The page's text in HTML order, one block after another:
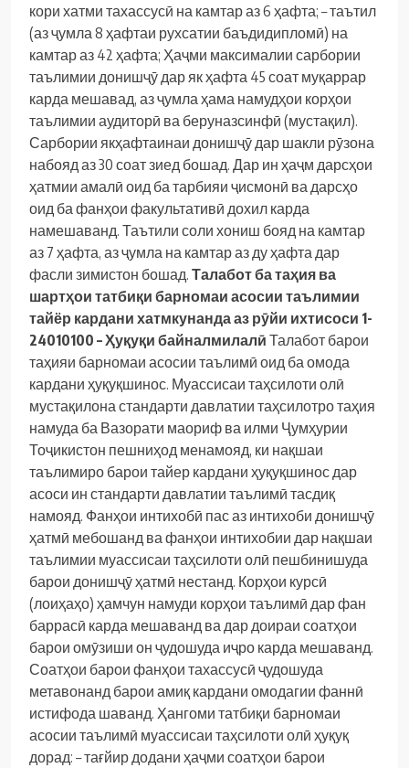
кори хатми тахассусӣ на камтар аз 6 ҳафта; – таътил
(аз ҷумла 8 ҳафтаи рухсатии баъдидипломӣ) на
камтар аз 42 ҳафта; Ҳаҷми максималии сарбории
таълимии донишҷӯ дар як ҳафта 45 соат муқаррар
карда мешавад, аз ҷумла ҳама намудҳои корҳои
таълимии аудиторӣ ва беруназсинфӣ (мустақил).
Сарбории якҳафтаинаи донишҷӯ дар шакли рӯзона
набояд аз 30 соат зиед бошад. Дар ин ҳаҷм дарсҳои
ҳатмии амалӣ оид ба тарбияи ҷисмонӣ ва дарсҳо
оид ба фанҳои факультативӣ дохил карда
намешаванд. Таътили соли хониш бояд на камтар
аз 7 ҳафта, аз ҷумла на камтар аз ду ҳафта дар
фасли зимистон бошад. Талабот ба таҳия ва
шартҳои татбиқи барномаи асосии таълимии
тайёр кардани хатмкунанда аз рӯйи ихтисоси 1-
24010100 – Ҳуқуқи байналмилалӣ Талабот барои
таҳияи барномаи асосии таълимӣ оид ба омода
кардани ҳуқуқшинос. Муассисаи таҳсилоти олӣ
мустақилона стандарти давлатии таҳсилотро таҳия
намуда ба Вазорати маориф ва илми Ҷумҳурии
Тоҷикистон пешниҳод менамояд, ки нақшаи
таълимиро барои тайер кардани ҳуқуқшинос дар
асоси ин стандарти давлатии таълимӣ тасдиқ
намояд. Фанҳои интихобӣ пас аз интихоби донишҷӯ
ҳатмӣ мебошанд ва фанҳои интихобии дар нақшаи
таълимии муассисаи таҳсилоти олӣ пешбинишуда
барои донишҷӯ ҳатмӣ нестанд. Корҳои курсӣ
(лоиҳаҳо) ҳамчун намуди корҳои таълимӣ дар фан
баррасӣ карда мешаванд ва дар доираи соатҳои
барои омӯзиши он ҷудошуда иҷро карда мешаванд.
Соатҳои барои фанҳои тахассусӣ ҷудошуда
метавонанд барои амиқ кардани омодагии фаннӣ
истифода шаванд. Ҳангоми татбиқи барномаи
асосии таълимӣ муассисаи таҳсилоти олӣ ҳуқуқ
дорад: – тағйир додани ҳаҷми соатҳои барои